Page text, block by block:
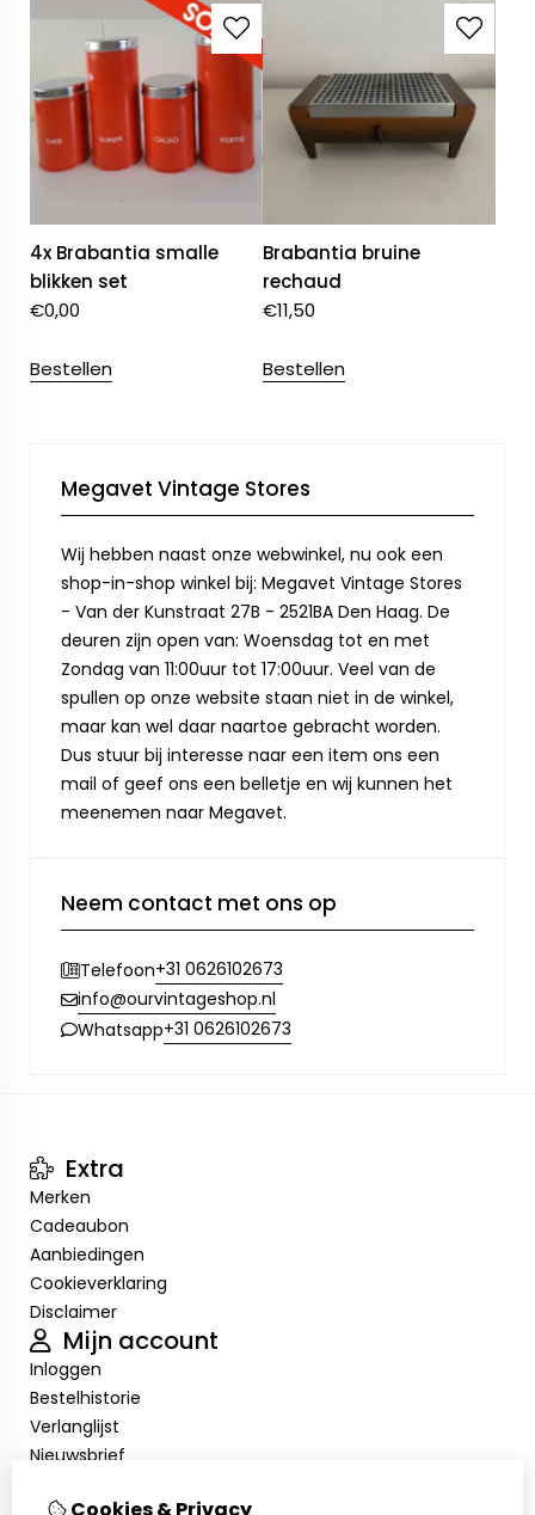
4x Brabantia smalle
blikken set
€0,00
Bestellen
Brabantia bruine
rechaud
€11,50
Bestellen
Megavet Vintage Stores
Wij hebben naast onze webwinkel, nu ook een
shop-in-shop winkel bij: Megavet Vintage Stores
- Van der Kunstraat 27B - 2521BA Den Haag. De
deuren zijn open van: Woensdag tot en met
Zondag van 11:00uur tot 17:00uur. Veel van de
spullen op onze website staan niet in de winkel,
maar kan wel daar naartoe gebracht worden.
Dus stuur bij interesse naar een item ons een
mail of geef ons een belletje en wij kunnen het
meenemen naar Megavet.
Neem contact met ons op
Telefoon+31 0626102673
info@ourvintageshop.nl
Whatsapp+31 0626102673
Extra
Merken
Cadeaubon
Aanbiedingen
Cookieverklaring
Disclaimer
Mijn account
Inloggen
Bestelhistorie
Verlanglijst
Nieuwsbrief